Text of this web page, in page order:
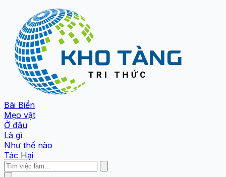
Bãi Biển
Mẹo vặt
Ở đâu
Là gì
Như thế nào
Tác Hại